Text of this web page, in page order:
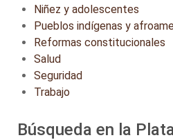
Niñez y adolescentes
Pueblos indígenas y
Reformas constitucionales
Salud
Seguridad
Trabajo
Búsqueda en la